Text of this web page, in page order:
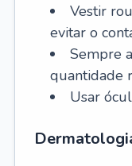
Vestir
evitar o
Sempre
quantidade
Usar